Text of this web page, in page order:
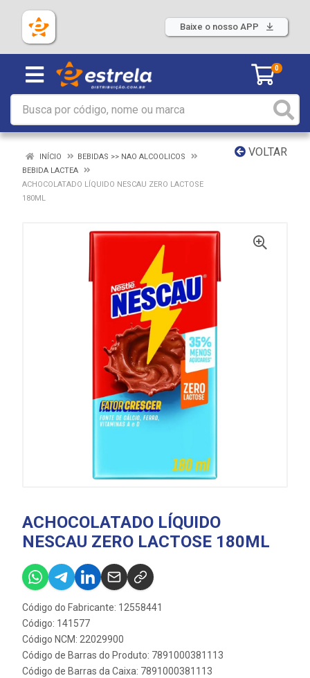
Baixe o nosso APP
0
VOLTAR
INÍCIO
BEBIDAS >> NAO ALCOOLICOS
BEBIDA LACTEA
ACHOCOLATADO LÍQUIDO NESCAU ZERO LACTOSE
180ML
ACHOCOLATADO LÍQUIDO
NESCAU ZERO LACTOSE 180ML
Código do Fabricante: 12558441
Código: 141577
Código NCM: 22029900
Código de Barras do Produto: 7891000381113
Código de Barras da Caixa: 7891000381113